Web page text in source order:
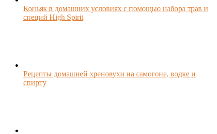
Коньяк в домашних условиях с помощью набора трав и
специй High Spirit
Рецепты домашней хреновухи на самогоне, водке и
спирту